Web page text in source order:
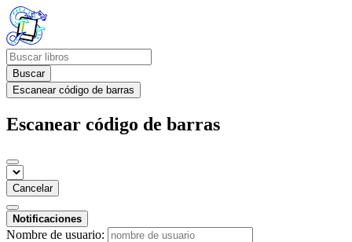
Buscar
Escanear código de barras
Escanear código de barras
Cancelar
Notificaciones
Nombre de usuario: